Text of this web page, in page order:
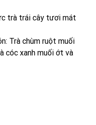
trà trái cây tươi mát
Trà chùm ruột muối
cóc xanh muối ớt và